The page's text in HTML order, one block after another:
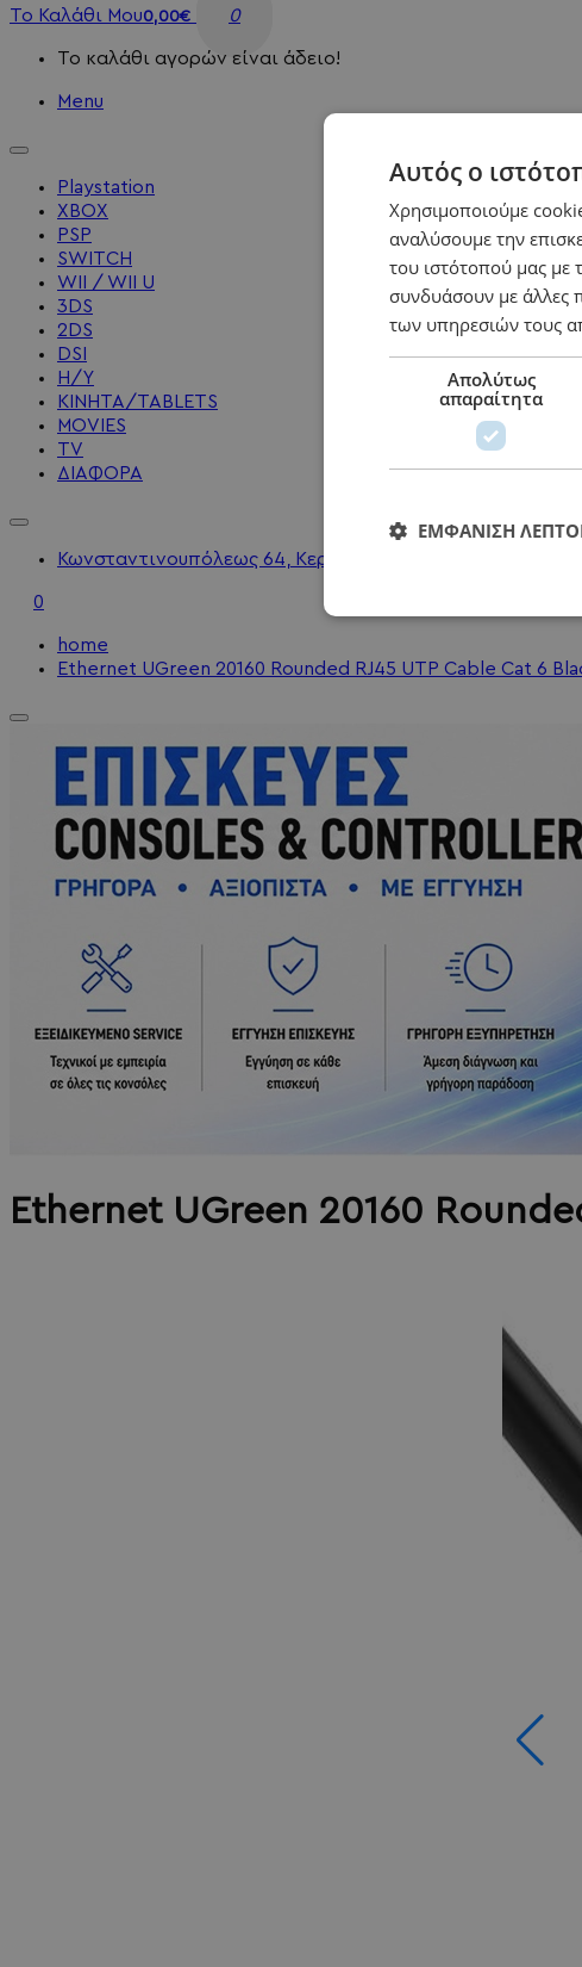
Το Καλάθι Μου0,00€ 0
Το καλάθι αγορών είναι άδειο!
Menu
Playstation
XBOX
PSP
SWITCH
WII / WII U
3DS
2DS
DSI
Η/Υ
KINHTA/TABLETS
MOVIES
TV
ΔΙΑΦΟΡΑ
Κωνσταντινουπόλεως 64, Κερατσίνι - 2104010202 -
0
home
Ethernet UGreen 20160 Rounded RJ45 UTP Cable Cat 6
Ethernet UGreen 20160
Αυτός ο
Χρησιμοποιούμε
αναλύσουμε την
του ιστότοπού μας με
συνδυάσουν με άλλες
των υπηρεσιών τους
Απολύτως
απαραίτητα
ΕΜΦΆΝΙΣΗ